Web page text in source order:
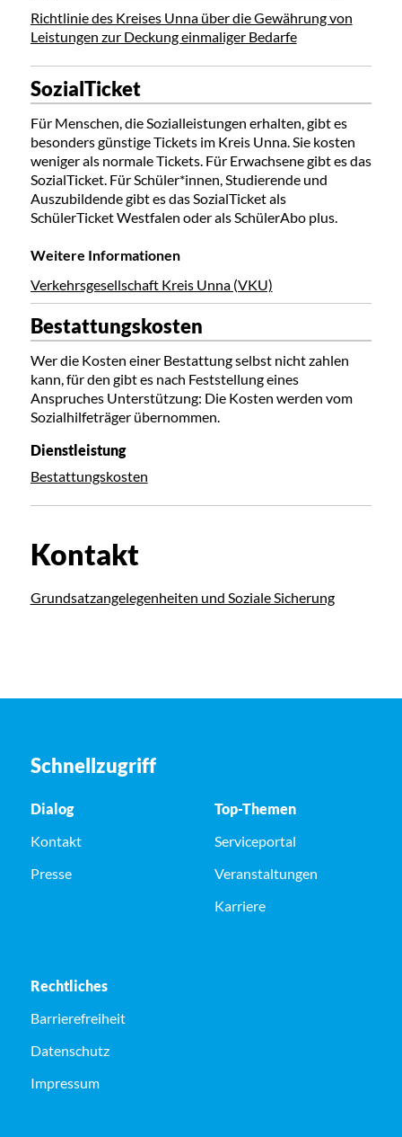
Richtlinie des Kreises Unna über die Gewährung von
Leistungen zur Deckung einmaliger Bedarfe
SozialTicket
Für Menschen, die Sozialleistungen erhalten, gibt es
besonders günstige Tickets im Kreis Unna. Sie kosten
weniger als normale Tickets. Für Erwachsene gibt es das
SozialTicket. Für Schüler*innen, Studierende und
Auszubildende gibt es das SozialTicket als
SchülerTicket Westfalen oder als SchülerAbo plus.
Weitere Informationen
Verkehrsgesellschaft Kreis Unna (VKU)
Bestattungskosten
Wer die Kosten einer Bestattung selbst nicht zahlen
kann, für den gibt es nach Feststellung eines
Anspruches Unterstützung: Die Kosten werden vom
Sozialhilfeträger übernommen.
Dienstleistung
Bestattungskosten
Kontakt
Grundsatzangelegenheiten und Soziale Sicherung
Schnellzugriff
Dialog
Kontakt
Presse
Top-Themen
Serviceportal
Veranstaltungen
Karriere
Rechtliches
Barrierefreiheit
Datenschutz
Impressum